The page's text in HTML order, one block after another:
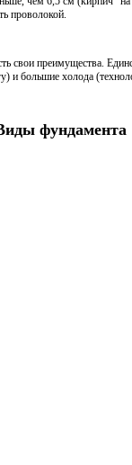
проволокой.
свои преимущества.
и большие холода
фундамента